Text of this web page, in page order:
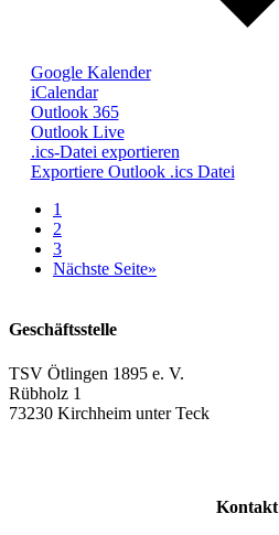
Google Kalender
iCalendar
Outlook 365
Outlook Live
.ics-Datei exportieren
Exportiere Outlook .ics Datei
1
2
3
Nächste Seite»
Geschäftsstelle
TSV Ötlingen 1895 e. V.
Rübholz 1
73230 Kirchheim unter Teck
Kontakt